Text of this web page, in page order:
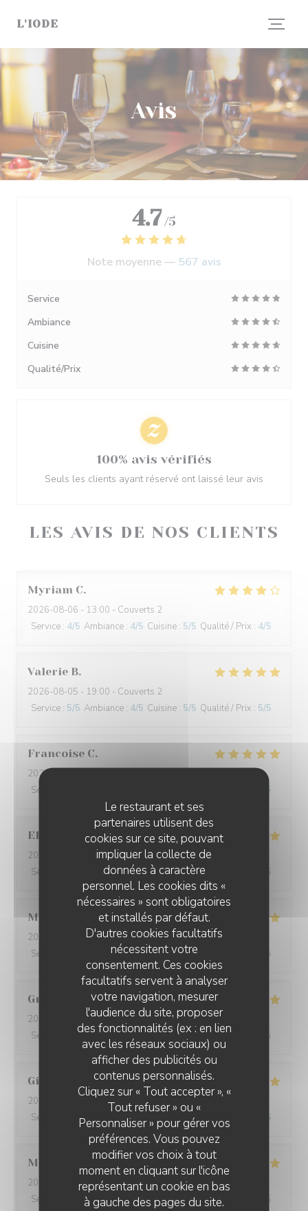
Le restaurant et ses
partenaires utilisent des
cookies sur ce site, pouvant
impliquer la collecte de
données à caractère
personnel. Les cookies dits «
nécessaires » sont obligatoires
et installés par défaut.
D'autres cookies facultatifs
nécessitent votre
consentement. Ces cookies
facultatifs servent à analyser
votre navigation, mesurer
l'audience du site, proposer
des fonctionnalités (ex : en lien
avec les réseaux sociaux) ou
afficher des publicités ou
contenus personnalisés.
Cliquez sur « Tout accepter », «
Tout refuser » ou «
Personnaliser » pour gérer vos
préférences. Vous pouvez
modifier vos choix à tout
moment en cliquant sur l'icône
représentant un cookie en bas
à gauche des pages du site.
L'IODE
Avis
LES AVIS DE NOS CLIENTS
Myriam C
2026-08-06 - 13:00 - Couverts 2
Service : 4/5 Ambiance : 4/5 Cuisine : 5/5 Qualité / Prix : 4/5
Valerie B
2026-08-05 - 19:00 - Couverts 2
Service : 5/5 Ambiance : 4/5 Cuisine : 5/5 Qualité / Prix : 5/5
Francoise C
2026-08-07
Service
/5
ERIC
2026-08-05
- 20:00 - Couverts 6
Service
Ambiance:5/5 Cuisine: 5/5 Qualité / Prix /5
M
2026-08-05
- 12:15 - Couverts 2
Service
Ambiance:4/5 Cuisine:5/5 /5
Graziella
2026-08-01
- 20:30 - Couverts 2
Service
/5 Ambiance: 4 /5 Cuisine :5/5 Qualité / Prix /5
Gilles
2026-07-29
- 19:45 - Couverts 2
Service
/5 Ambiance :5 : /5 Qualité / Prix /5
Marie
2026-07-31 - 12:45 - Couverts 2
Service
Ambiance: 5/5 Cuisine: 5 /5 Qualité / Prix /5
4.7 /5
Note moyenne — 567 avis
Service
Ambiance
Cuisine
Qualité/Prix
100% avis vérifiés
Seuls les clients ayant réservé ont laissé leur avis
L'IODE